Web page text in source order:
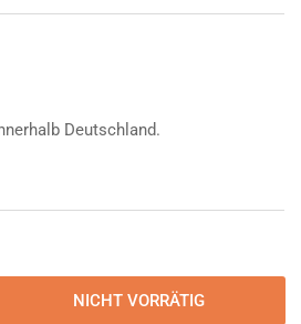
Deutschland.
NICHT VORRÄTIG